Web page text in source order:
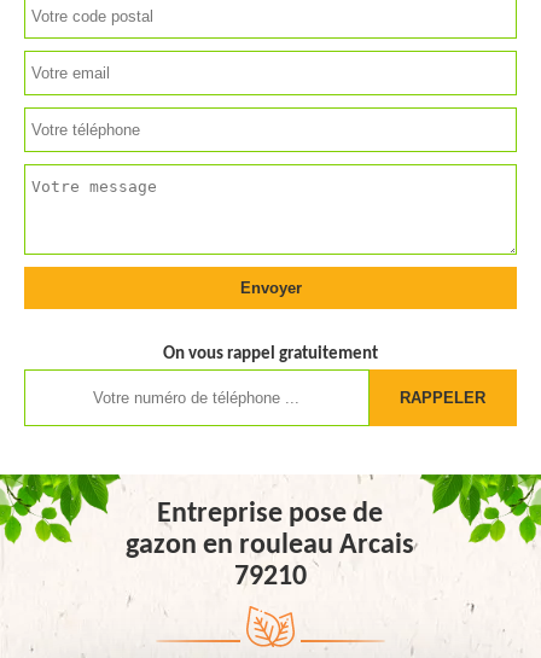
On vous rappel gratuitement
Entreprise pose de
gazon en rouleau Arcais
79210